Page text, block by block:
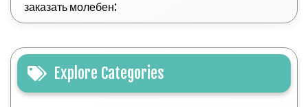
заказать молебен:
Explore Categories